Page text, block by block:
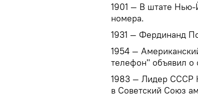
1901 — В штате
номера.
1931 — Фердинанд
1954 —
телефон" объявил о
1983 — Лидер СССР
в Советский Союз